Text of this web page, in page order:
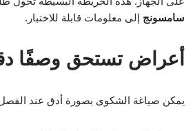
سامسونج إلى معلومات قابلة للاختبار.
أعراض تستحق وصفًا
يمكن صياغة الشكوى بصورة أدق عند الفصل